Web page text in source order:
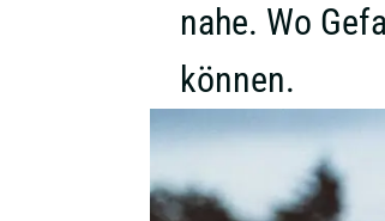
nahe. Wo
können.